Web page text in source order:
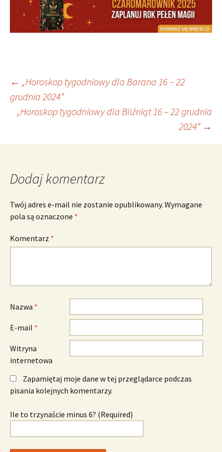
Nawigacja
wpisu
← „Horoskop tygodniowy dla Barana 16 – 22
grudnia 2024”
„Horoskop tygodniowy dla Bliźniąt 16 – 22 grudnia
2024” →
Dodaj komentarz
Twój adres e-mail nie zostanie opublikowany. Wymagane
pola są oznaczone *
Komentarz *
Nazwa *
E-mail *
Witryna
internetowa
Zapamiętaj moje dane w tej przeglądarce podczas
pisania kolejnych komentarzy.
Ile to trzynaście minus 6? (Required)